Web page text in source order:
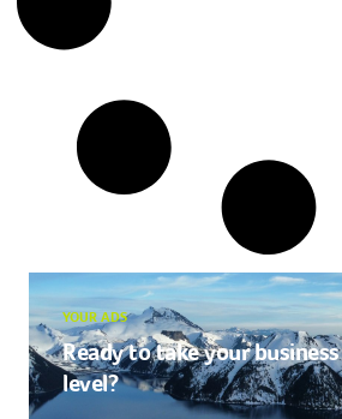
YOUR ADS
Ready to take your
level?